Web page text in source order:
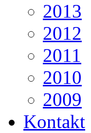
2013
2012
2011
2010
2009
Kontakt